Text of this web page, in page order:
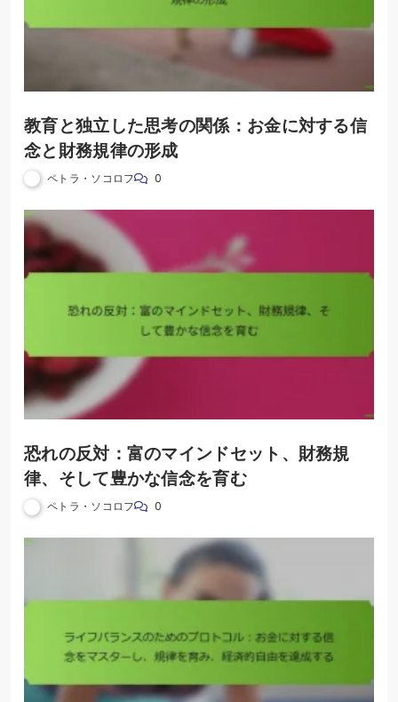
教育と独立した思考の関係：お金に対する信
念と財務規律の形成
ペトラ・ソコロフ 0
恐れの反対：富のマインドセット、財務規
律、そして豊かな信念を育む
ペトラ・ソコロフ 0